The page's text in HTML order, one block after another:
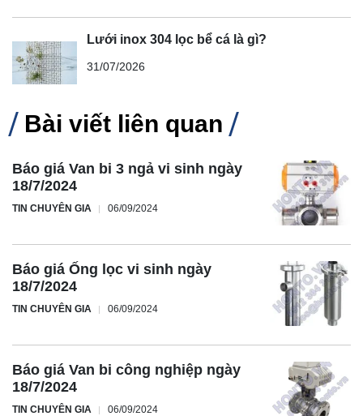
Lưới inox 304 lọc bể cá là gì?
31/07/2026
Bài viết liên quan
Báo giá Van bi 3 ngả vi sinh ngày
18/7/2024
TIN CHUYÊN GIA 06/09/2024
Báo giá Ống lọc vi sinh ngày
18/7/2024
TIN CHUYÊN GIA 06/09/2024
Báo giá Van bi công nghiệp ngày
18/7/2024
TIN CHUYÊN GIA 06/09/2024